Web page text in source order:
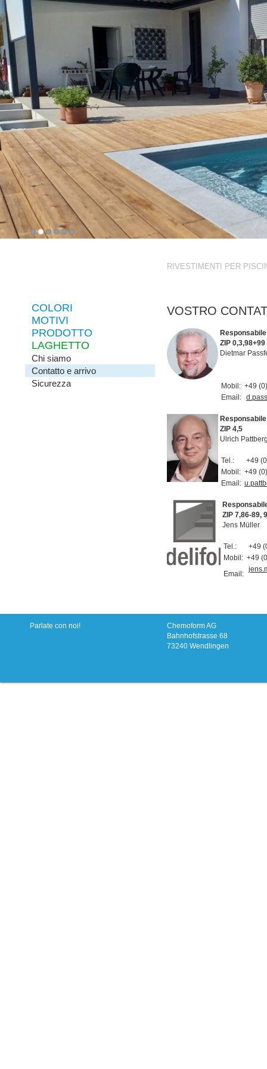
RIVESTIMENTI PER
COLORI
MOTIVI
PRODOTTO
LAGHETTO
Chi siamo
Contatto e arrivo
Sicurezza
VOSTRO
ZIP 0,3,98+99
Dietmar
Mobil: +49
Email:
ZIP 4,5
Ulrich
Tel.:
+49
Mobil: +49
Email:
ZIP 7,86-89,
Jens Müller
Tel.:
+49
Mobil: +49
Email:
Parlate con noi!
Chemoform AG
Bahnhofstrasse 68
73240 Wendlingen